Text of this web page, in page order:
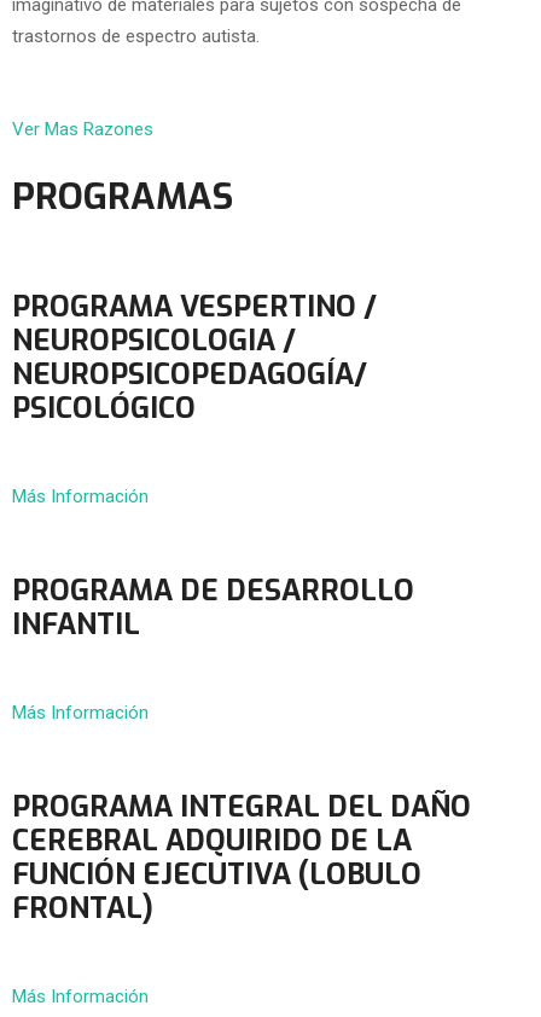
imaginativo de materiales para sujetos con sospecha de
trastornos de espectro autista.
Ver Mas Razones
PROGRAMAS
PROGRAMA VESPERTINO /
NEUROPSICOLOGIA /
NEUROPSICOPEDAGOGÍA/
PSICOLÓGICO
Más Información
PROGRAMA DE DESARROLLO
INFANTIL
Más Información
PROGRAMA INTEGRAL DEL DAÑO
CEREBRAL ADQUIRIDO DE LA
FUNCIÓN EJECUTIVA (LOBULO
FRONTAL)
Más Información